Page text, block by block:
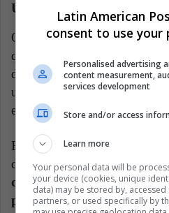
Un pie en la raya durante
Otra nueva norma que se
que ya hemos visto en otros
debe mantener un pie en la
un penal. De lo contrario, si
este deberá ser repetido.
Esta norma da un poco más
de patear penales,ya que
detenido, se deberá
posicionamiento de los
Latin American
consent to use your
Personalised advertising
content measurement,
services development
Store and/or access
Learn more
Your personal data will be
your device (cookies, unique
data) may be stored by,
partners, or used specifically by